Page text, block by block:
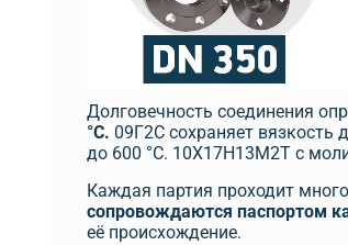
Долговечность соединения
°C. 09Г2С сохраняет вязкость
до 600 °C. 10Х17Н13М2Т с
Каждая партия проходит
сопровождаются паспортом
её происхождение.